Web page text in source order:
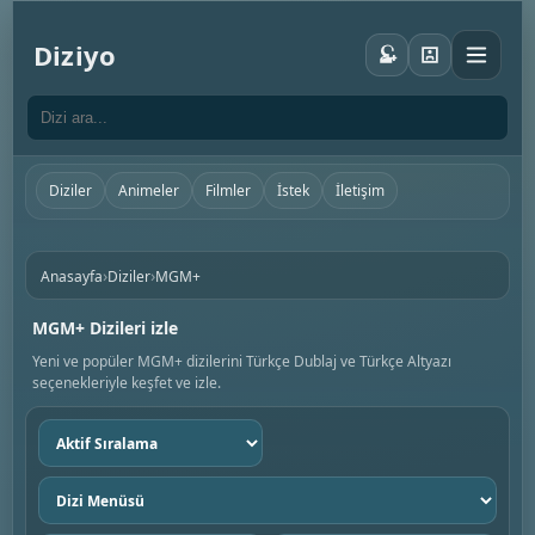
Diziyo
Diziler Animeler Filmler İstek İletişim
Anasayfa›Diziler›MGM+
MGM+ Dizileri izle
Yeni ve popüler MGM+ dizilerini Türkçe Dublaj ve Türkçe Altyazı
seçenekleriyle keşfet ve izle.
Sıralama
seç
Dizi
menüsü